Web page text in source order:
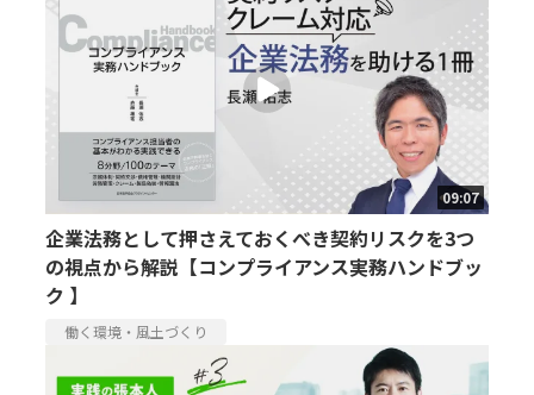
09:07
企業法務として押さえておくべき契約リスクを3つ
の視点から解説【コンプライアンス実務ハンドブッ
ク 】
働く環境・風土づくり